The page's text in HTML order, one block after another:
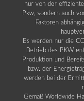
nur von der
Pkw, sondern auch
Faktoren
Es werden nur die
Betrieb des PKW
Produktion und
bzw. der
werden bei der
Gemäß Worldwide